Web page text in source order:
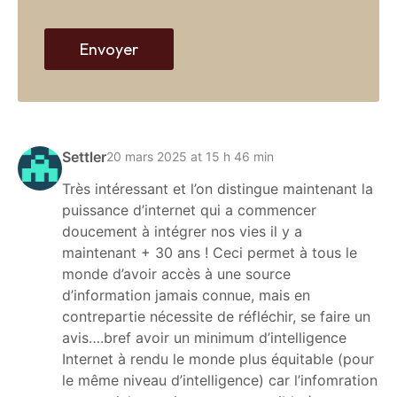
Settler20 mars 2025 at 15 h 46 min
Très intéressant et l’on distingue maintenant la
puissance d’internet qui a commencer
doucement à intégrer nos vies il y a
maintenant + 30 ans ! Ceci permet à tous le
monde d’avoir accès à une source
d’information jamais connue, mais en
contrepartie nécessite de réfléchir, se faire un
avis….bref avoir un minimum d’intelligence
Internet à rendu le monde plus équitable (pour
le même niveau d’intelligence) car l’infomration
b
Envoyer